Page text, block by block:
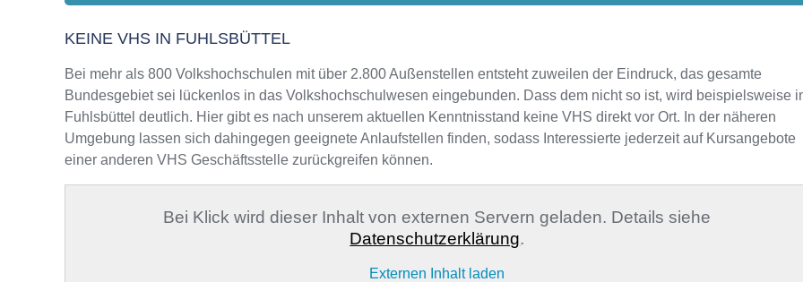
KEINE VHS IN FUHLSBÜTTEL
Bei mehr als 800 Volkshochschulen mit über 2.800 Außenstellen entsteht zuweilen der Eindruck, das gesamte
Bundesgebiet sei lückenlos in das Volkshochschulwesen eingebunden. Dass dem nicht so ist, wird beispielsweise
Fuhlsbüttel deutlich. Hier gibt es nach unserem aktuellen Kenntnisstand keine VHS direkt vor Ort. In der näheren
Umgebung lassen sich dahingegen geeignete Anlaufstellen finden, sodass Interessierte jederzeit auf Kursangebote
einer anderen VHS Geschäftsstelle zurückgreifen können.
Bei Klick wird dieser Inhalt von externen Servern geladen. Details siehe
Datenschutzerklärung.
Externen Inhalt laden